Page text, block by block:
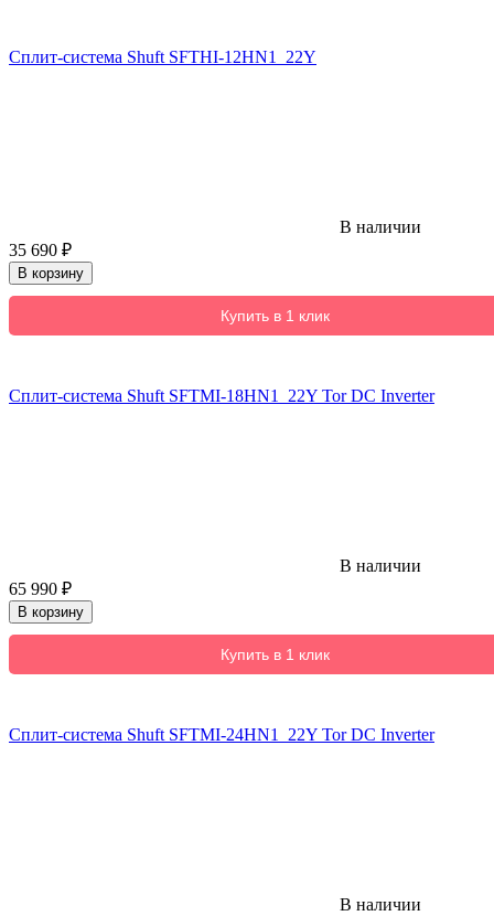
Сплит-система Shuft SFTHI-12HN1_22Y
В наличии
35 690 ₽
В корзину
Купить в 1 клик
Сплит-система Shuft SFTMI-18HN1_22Y Tor DC Inverter
В наличии
65 990 ₽
В корзину
Купить в 1 клик
Сплит-система Shuft SFTMI-24HN1_22Y Tor DC Inverter
В наличии